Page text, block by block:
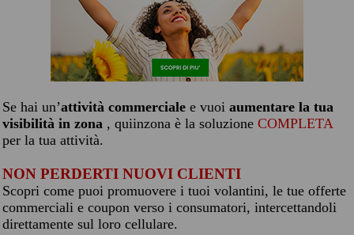
Se hai un’attività commerciale e vuoi aumentare la tua
visibilità in zona , quiinzona è la soluzione COMPLETA
per la tua attività.
NON PERDERTI NUOVI CLIENTI
Scopri come puoi promuovere i tuoi volantini, le tue offerte
commerciali e coupon verso i consumatori, intercettandoli
direttamente sul loro cellulare.